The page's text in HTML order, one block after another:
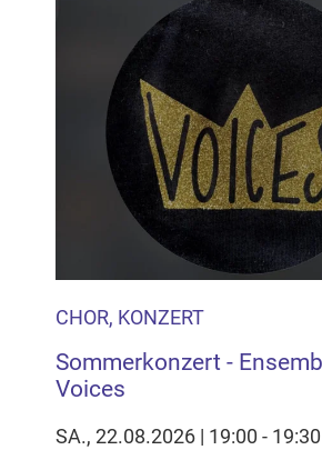
CHOR, KONZERT
Sommerkonzert -
Voices
SA., 22.08.2026 | 19:00 -